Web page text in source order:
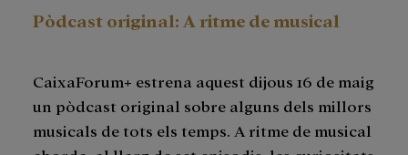
Pòdcast original: A ritme de musical
CaixaForum+ estrena aquest dijous 16 de maig
un pòdcast original sobre alguns dels millors
musicals de tots els temps. A ritme de musical